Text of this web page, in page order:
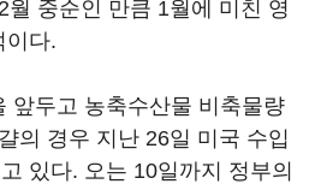
월 중순인 만큼 1월에 미친 영
이다.
앞두고 농축수산물 비축물량
의 경우 지난 26일 미국 수입
있다. 오는 10일까지 정부의